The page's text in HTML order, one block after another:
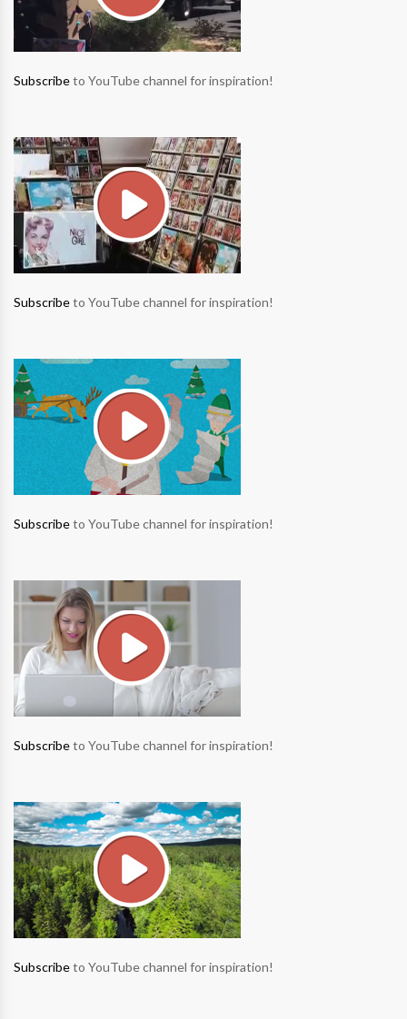
Subscribeto YouTube channel for inspiration!
Subscribeto YouTube channel for inspiration!
Subscribeto YouTube channel for inspiration!
Subscribeto YouTube channel for inspiration!
Subscribeto YouTube channel for inspiration!